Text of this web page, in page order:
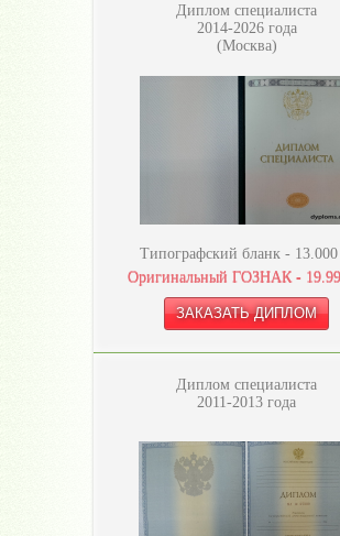
Диплом специалиста
2014-2026 года
(Москва)
Типографский бланк - 13.000
Оригинальный ГОЗНАК -
Диплом специалиста
2011-2013 года